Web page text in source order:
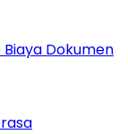
Dokumen